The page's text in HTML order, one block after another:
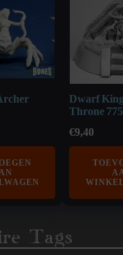
Dwarf
Throne
€9,40
Tags